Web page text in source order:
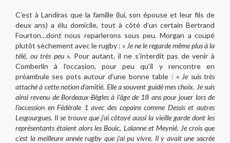
C’est à Landiras que la famille (lui, son épouse et leur fils de
deux ans) a élu domicile, tout à côté d’un certain Bertrand
Fourton…dont nous reparlerons sous peu. Morgan a coupé
plutôt sèchement avec le rugby : « Je ne le regarde même plus à la
télé, ou très peu». Pour autant, il ne s’interdit pas de venir à
Comberlin à l’occasion, pour peu qu’il y rencontre en
préambule ses pots autour d’une bonne table : « Je suis très
attaché à cette notion d’amitié. Elle a souvent guidé mes choix. Je suis
ainsi revenu de Bordeaux-Bègles à l’âge de 18 ans pour jouer lors de
l’accession en Fédérale 1 avec des copains comme Dessis et autres
Lesgourgues. Il se trouve que j’ai côtoyé aussi la vieille garde dont les
représentants étaient alors les Bouic, Lalanne et Meynié. Je crois que
c’est la meilleure année rugby que j’ai pu vivre. Il y avait une sacrée